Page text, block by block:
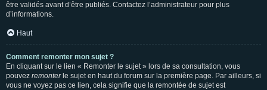
être validés avant d’être publiés. Contactez l’administrateur pour plus
d’informations.
Haut
Comment remonter mon sujet ?
En cliquant sur le lien « Remonter le sujet » lors de sa consultation, vous
pouvez remonterle sujet en haut du forum sur la première page. Par ailleurs, si
vous ne voyez pas ce lien, cela signifie que la remontée de sujet est